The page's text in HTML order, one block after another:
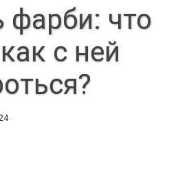
фарби: что
с ней